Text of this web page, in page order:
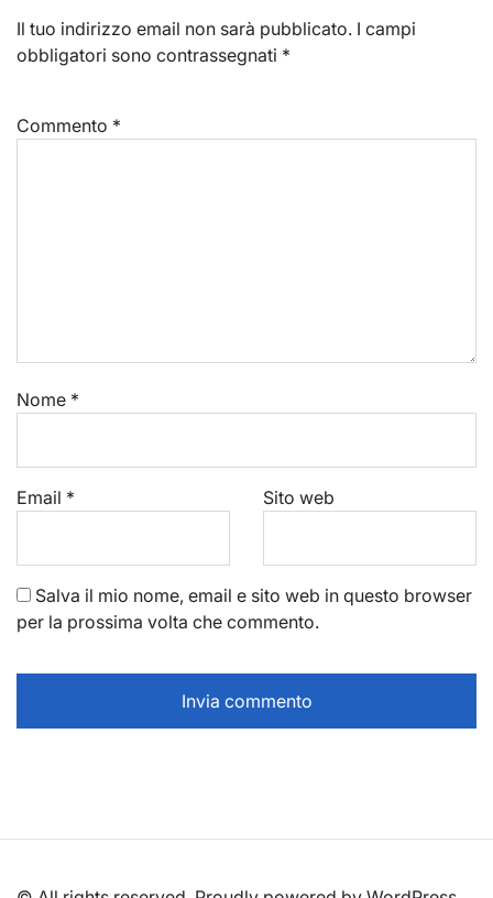
Il tuo indirizzo email non sarà pubblicato. I campi
obbligatori sono contrassegnati *
Commento *
Nome *
Email * Sito web
Salva il mio nome, email e sito web in questo browser
per la prossima volta che commento.